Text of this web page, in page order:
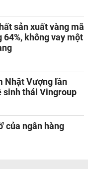
sản xuất vàng mã
không vay một
Nhật Vượng lần
sinh thái Vingroup
của ngân hàng